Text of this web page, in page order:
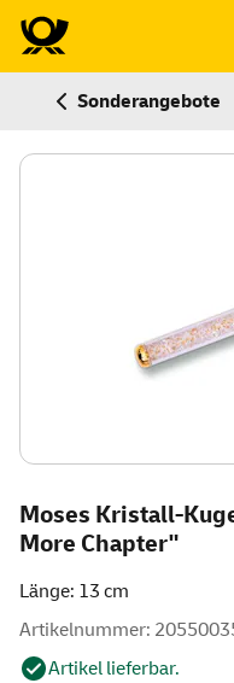
Sonderangebote
Moses Kristall-
More Chapter"
Länge: 13 cm
Artikelnummer:
Artikel lieferbar.